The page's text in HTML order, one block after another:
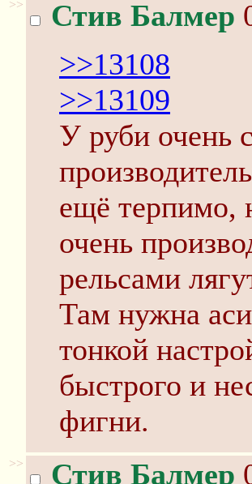
>> Стив Балмер
>>13108
>>13109
У руби очень
ещё терпимо,
очень
рельсами
Там нужна
тонкой
быстрого и
фигни.
>> Стив Балмер